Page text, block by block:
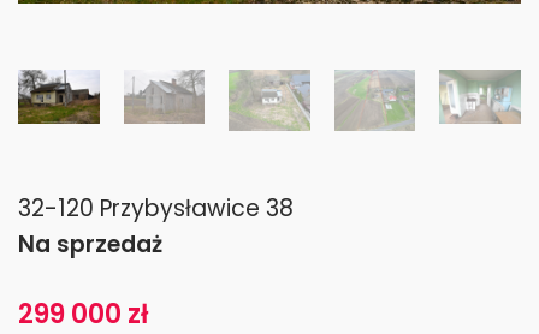
32-120 Przybysławice 38
Na sprzedaż
299 000 zł